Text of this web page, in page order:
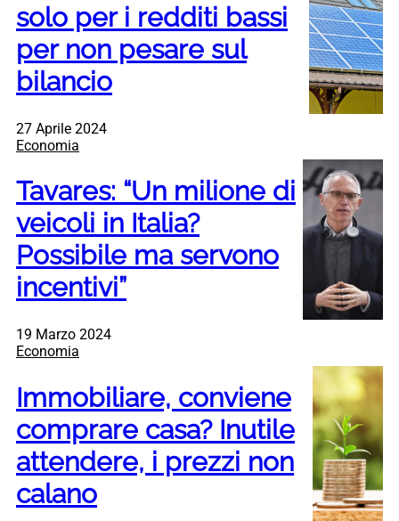
solo per i redditi bassi
per non pesare sul
bilancio
27 Aprile 2024
Economia
Tavares: “Un milione di
veicoli in Italia?
Possibile ma servono
incentivi”
19 Marzo 2024
Economia
Immobiliare, conviene
comprare casa? Inutile
attendere, i prezzi non
calano